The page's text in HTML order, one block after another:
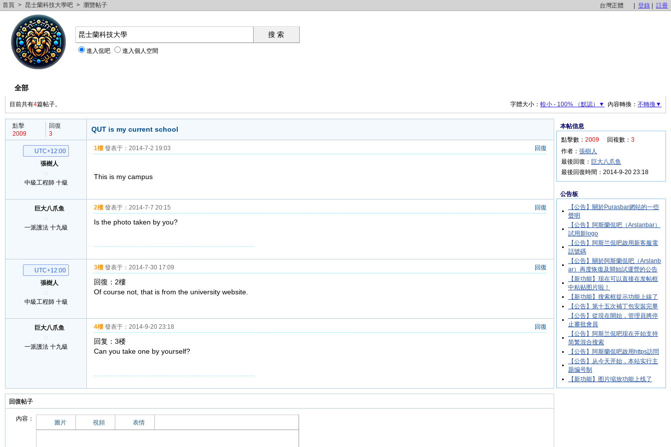
首頁 > 昆士蘭科技大學吧 > 瀏覽帖子 台灣正體 登錄 註冊
進入侃吧 進入個人空間
全部
目前共有4篇帖子。 字體大小： 較小 - 100% （默認）▼ 內容轉換： 不轉換▼
點擊
回復
2009
3
QUT is my current school
UTC+12:00
張樹人
1樓發表于： 2014-7-2 19:03 回復
This is my campus
巨大八爪鱼
一派護法 十九級
2樓發表于： 2014-7-7 20:15 回復
Is the photo taken by you?
張樹人
回復：2樓
Of course not, that is from the university website.
本帖信息
點擊數： 2009 回複數： 3
作者： 張樹人
最後回復： 巨大八爪鱼
最後回復時間：2014-9-20 23:18
公告板
【公告】關於Purasbar網站的一些
聲明
【公告】阿斯蘭侃吧（Arslanbar）
試用新logo
【公告】阿斯兰侃吧啟用新客服電
話號碼
【公告】關於阿斯蘭侃吧（Arslanb
ar）再度恢復及開始試運營的公告
【新功能】现在可以直接在发帖框
中粘贴图片啦！
【新功能】搜索框提示功能上線了
【公告】第十五次補丁包安裝完畢
【公告】從現在開始，管理員將停
止審批會員
【公告】阿斯兰侃吧现在开始支持
简繁混合搜索
【公告】阿斯蘭侃吧啟用https訪問
【公告】从今天开始，本站实行主
题编号制
【新功能】图片缩放功能上线了